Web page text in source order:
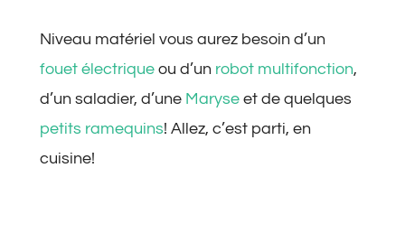
Niveau matériel vous aurez besoin d’un
fouet électrique ou d’un robot multifonction,
d’un saladier, d’une Maryse et de quelques
petits ramequins! Allez, c’est parti, en
cuisine!